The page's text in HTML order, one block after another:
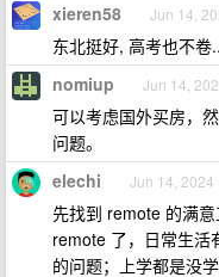
xieren58 Jun 14,
东北挺好, 高考也不
nomiup Jun 14,
可以考虑国外买房，
问题。
elechi Jun 14, 2024
先找到 remote 的满
remote 了，日常生活
的问题；上学都是没